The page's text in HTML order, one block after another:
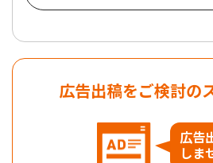
広告出稿をご検討の
広告
しま